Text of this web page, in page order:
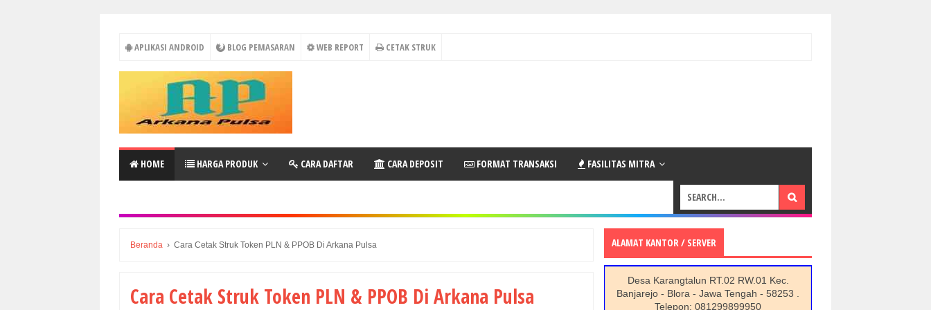
APLIKASI ANDROID BLOG PEMASARAN WEB REPORT CETAK STRUK
HOME HARGA PRODUK CARA DAFTAR CARA DEPOSIT FORMAT TRANSAKSI FASILITAS MITRA
Beranda › Cara Cetak Struk Token PLN & PPOB Di Arkana Pulsa
Cara Cetak Struk Token PLN & PPOB Di Arkana Pulsa
ALAMAT KANTOR / SERVER
Desa Karangtalun RT.02 RW.01 Kec.
Banjarejo - Blora - Jawa Tengah - 58253 .
Telepon: 081299899950